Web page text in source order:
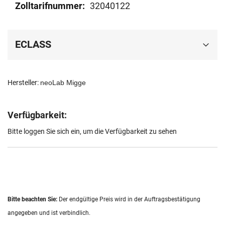
Hersteller: neoLab Migge
Verfügbarkeit:
Bitte loggen Sie sich ein, um die Verfügbarkeit zu sehen
32040122
ECLASS
Bitte beachten Sie: Der endgültige Preis wird in der Auftragsbestätigung
angegeben und ist verbindlich.